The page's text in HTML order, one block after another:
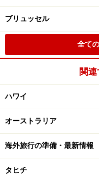
ブリュッセル
全て
関
ハワイ
オーストラリア
海外旅行の準備・最新情報
タヒチ